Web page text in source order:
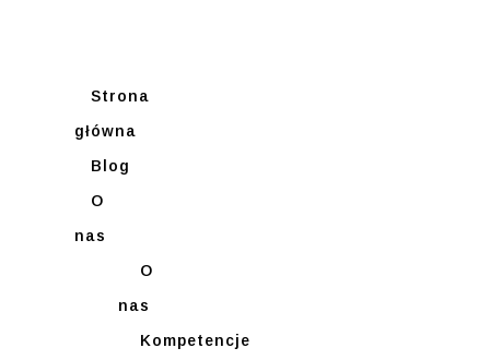
Strona
główna
Blog
O
nas
O
nas
Kompetencje